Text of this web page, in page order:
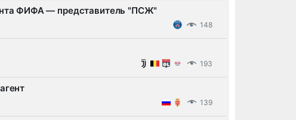
ФИФА — представитель "ПСЖ"
148
193
139